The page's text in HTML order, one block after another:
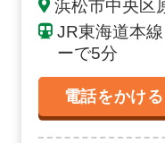
浜松市中央区
JR東海道本
ーで5分
電話をかける